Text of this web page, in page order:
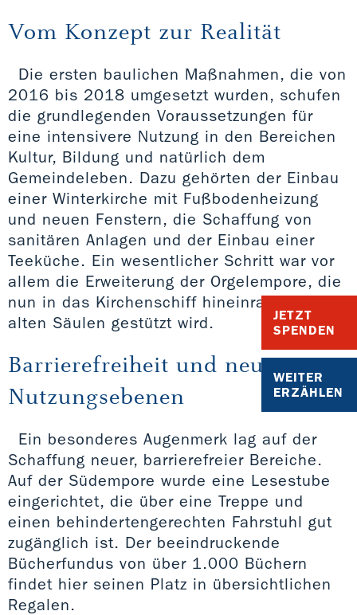
JETZT
SPENDEN
WEITER
ERZÄHLEN
Vom Konzept zur Realität
Die ersten baulichen Maßnahmen, die von
2016 bis 2018 umgesetzt wurden, schufen
die grundlegenden Voraussetzungen für
eine intensivere Nutzung in den Bereichen
Kultur, Bildung und natürlich dem
Gemeindeleben. Dazu gehörten der Einbau
einer Winterkirche mit Fußbodenheizung
und neuen Fenstern, die Schaffung von
sanitären Anlagen und der Einbau einer
Teeküche. Ein wesentlicher Schritt war vor
allem die Erweiterung der Orgelempore, die
nun in das Kirchenschiff hineinragt und von
alten Säulen gestützt wird.
Barrierefreiheit und neue
Nutzungsebenen
Ein besonderes Augenmerk lag auf der
Schaffung neuer, barrierefreier Bereiche.
Auf der Südempore wurde eine Lesestube
eingerichtet, die über eine Treppe und
einen behindertengerechten Fahrstuhl gut
zugänglich ist. Der beeindruckende
Bücherfundus von über 1.000 Büchern
findet hier seinen Platz in übersichtlichen
Regalen.